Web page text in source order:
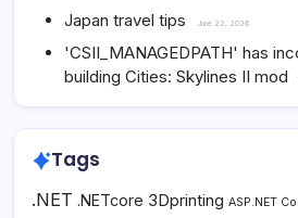
Japan travel tips June 22, 2026
'CSII_MANAGEDPATH' has
building Cities: Skylines II mod
Tags
.NET .NETcore 3Dprinting ASP.NET